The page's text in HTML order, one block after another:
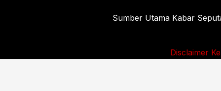
Sumber Utama Kabar
Disclaimer